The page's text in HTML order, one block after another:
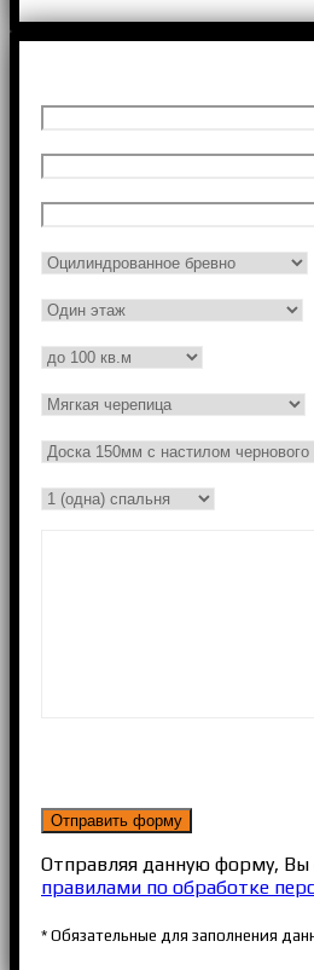
Отправляя данную форму, Вы
правилами по обработке
* Обязательные для заполнения